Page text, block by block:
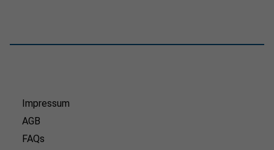
Impressum
AGB
FAQs